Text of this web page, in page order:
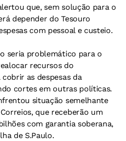
que, sem solução para o
depender do Tesouro
com pessoal e custeio.
seria problemático para o
recursos do
as despesas da
cortes em outras políticas.
situação semelhante
que receberão um
com garantia soberana,
de S.Paulo.